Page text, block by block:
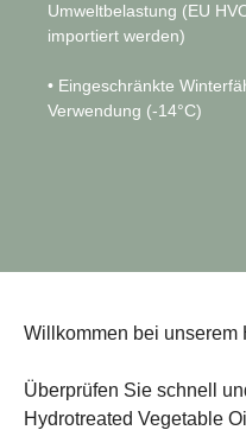
Umweltbelastung (EU
importiert werden)
• Eingeschränkte
Verwendung (-14°C)
Willkommen bei unserem
Überprüfen Sie schnell
Hydrotreated Vegetable